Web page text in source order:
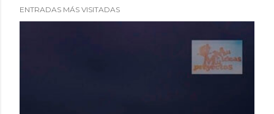
ENTRADAS MÁS VISITADAS